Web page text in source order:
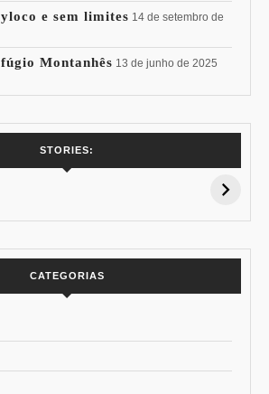
e sem limites 14 de setembro de
Montanhês 13 de junho de 2025
STORIES:
Pessoal: Os
CATEGORIAS